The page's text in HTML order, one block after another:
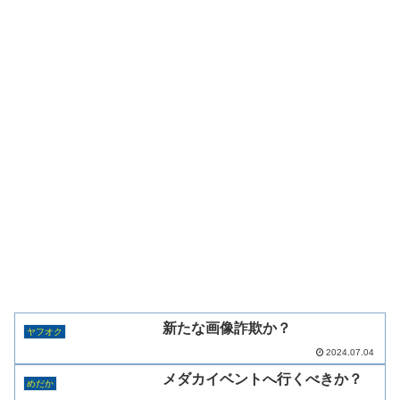
ヤフオク 新たな画像詐欺か？
2024.07.04
めだか メダカイベントへ行くべきか？